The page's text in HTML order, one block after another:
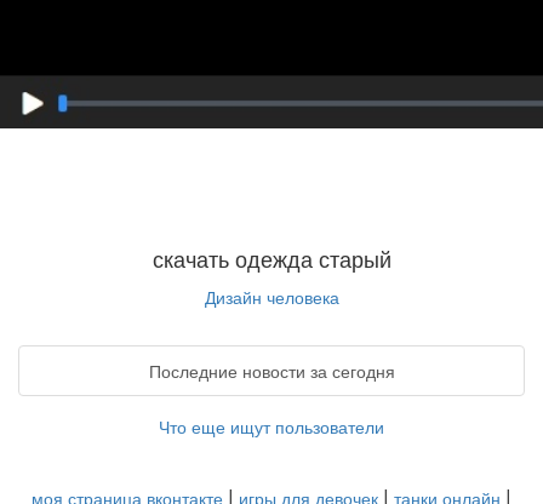
скачать одежда старый
Дизайн человека
Последние новости за сегодня
Что еще ищут пользователи
моя страница вконтакте | игры для девочек | танки онлайн |